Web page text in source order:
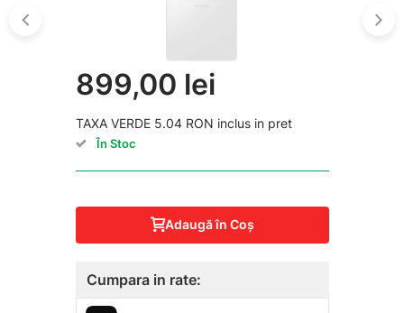
899,00 lei
TAXA VERDE 5.04 RON inclus in pret
În Stoc
Adaugă în Coş
Cumpara in rate: